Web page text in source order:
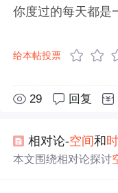
你度过的每天都是
给本帖投票
29 回复
相对论-空间和
本文围绕相对论探讨